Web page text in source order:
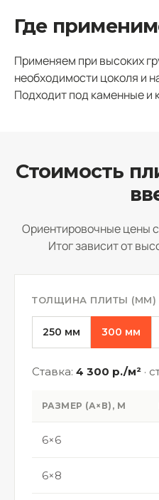
Где
Применяем при высоких
необходимости цоколя и
Подходит под каменные и
Стоимость
Ориентировочные цены
Итог зависит от
ТОЛЩИНА ПЛИТЫ (ММ)
250 мм 300 мм
Ставка: 4 300 р./м² ·
РАЗМЕР (А×В), М
6×6
6×8